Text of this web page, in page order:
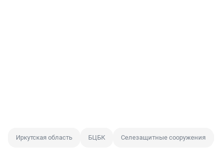
Иркутская область БЦБК Селезащитные сооружения